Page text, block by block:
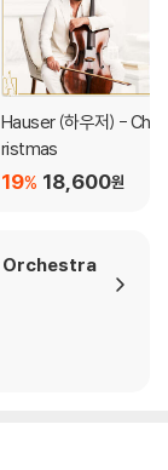
Hauser (하우저) - Ch
ristmas
18,600원
19%
Orchestra